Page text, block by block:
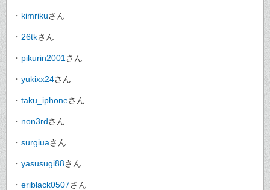
・ kimrikuさん
・ 26tkさん
・ pikurin2001 さん
・ yukixx24さん
・ taku_iphoneさん
・ non3rdさん
・ surgiuaさん
・ yasusugi88さん
・ eriblack0507さん